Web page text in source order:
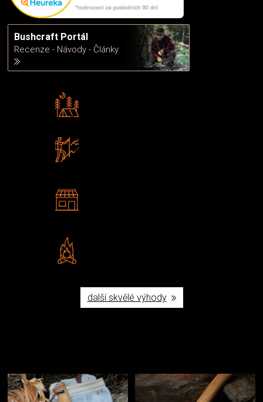
Bushcraft Portál
Recenze - Návody - Články
další skvělé výhody